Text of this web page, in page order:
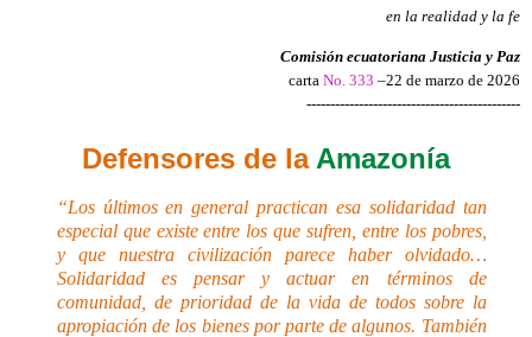
en la realidad y la fe
Comisión ecuatoriana Justicia y Paz
carta No. 333 –22 de marzo de 2026
---------------------------------------------
Defensores de la Amazonía
“Los últimos en general practican esa solidaridad tan
especial que existe entre los que sufren, entre los pobres,
y que nuestra civilización parece haber olvidado…
Solidaridad es pensar y actuar en términos de
comunidad, de prioridad de la vida de todos sobre la
apropiación de los bienes por parte de algunos. También